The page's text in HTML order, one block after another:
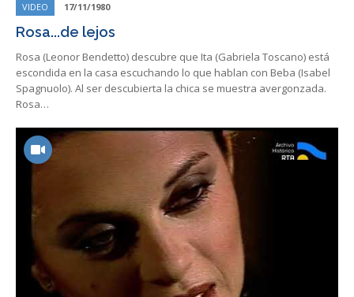
VIDEO 17/11/1980
Rosa...de lejos
Rosa (Leonor Bendetto) descubre que Ita (Gabriela Toscano) está
escondida en la casa escuchando lo que hablan con Beba (Isabel
Spagnuolo). Al ser descubierta la chica se muestra avergonzada.
Rosa…